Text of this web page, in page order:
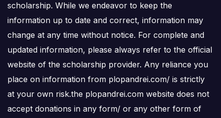
scholarship. While we endeavor to keep the
information up to date and correct, information may
change at any time without notice. For complete and
updated information, please always refer to the official
website of the scholarship provider. Any reliance you
place on information from plopandrei.com/ is strictly
at your own risk.the plopandrei.com website does not
accept donations in any form/ or any other form of